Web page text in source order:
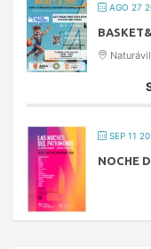
AGO 27
SEP 11
NOCHE